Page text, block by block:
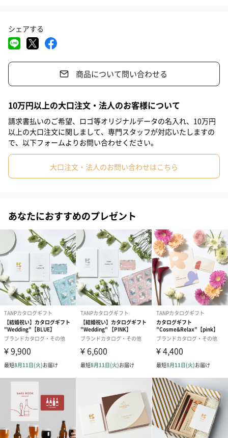
充実のラインナップ 結婚祝いにぴったりなギフト
新しい生活に寄り添うペアアイテムやインテリア、
快適な日々をサポートするキッチン家電まで、
ご用意いたしました。
ご使用方法
に商品をお届けする際の送料など、サービスを提供するための料
金が含まれております
・本券はいかなる場合でも換金や返品、再発行、期間の延長はお
受けできません。
・専用サイトに掲載されている商品情報は在庫状況などにより変
更になる可能性があります。
・本券の有効期限はチケットに記載されている発行日から6ヶ月間
です。
・有効期限以内に使用してください。
カタログは2種類をご用意
ご選択いただくカタログによって価格が異なります。
タンプカタログギフト“Wedding”
#パーティー
#ホワイトデー
#送別会 #還暦祝い #男子大学生
#部下女性 #部下男性 #娘 #息子 #姉 #妹 #兄
#弟 #女子大学生 #彼女 #同僚男性 #同僚女性
#妻 #夫 #女性 #男性 #男友達 #女友達 #彼氏
#60代 #70代 #80代 #90代
シェアする
商品について問い合わせる
10万円以上の大口注文・法人のお客様について
請求書払いのご希望、ロゴ等オリジナルデータの名入れ、10万円
以上の大口注文に関しまして、専門スタッフが対応いたしますの
で、以下フォームよりお問い合わせください。
大口注文・法人のお問い合わせはこちら
あなたにおすすめのプレゼント